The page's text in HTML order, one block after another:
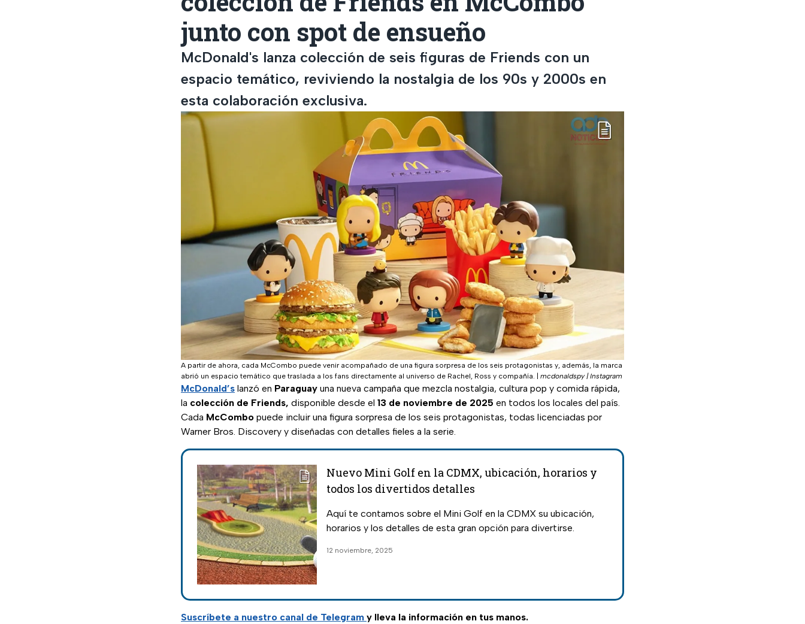
junto con spot de ensueño
McDonald's lanza colección de seis figuras de Friends con un
espacio temático, reviviendo la nostalgia de los 90s y 2000s en
esta colaboración exclusiva.
A partir de ahora, cada McCombo puede venir acompañado de una figura sorpresa de los seis protagonistas y, además, la marca
abrió un espacio temático que traslada a los fans directamente al universo de Rachel, Ross y compañía.
mcdonaldspy | Instagram
McDonald’s lanzó en Paraguay una nueva campaña que mezcla nostalgia, cultura pop y comida rápida,
la colección de Friends, disponible desde el 13 de noviembre de 2025 en todos los locales del país.
Cada McCombo puede incluir una figura sorpresa de los seis protagonistas, todas licenciadas por
Warner Bros. Discovery y diseñadas con detalles fieles a la serie.
Nuevo Mini Golf en la CDMX, ubicación, horarios y
todos los divertidos detalles
Aquí te contamos sobre el Mini Golf en la CDMX su ubicación,
horarios y los detalles de esta gran opción para divertirse.
12 noviembre, 2025
Suscríbete a nuestro canal de Telegram y lleva la información en tus manos.